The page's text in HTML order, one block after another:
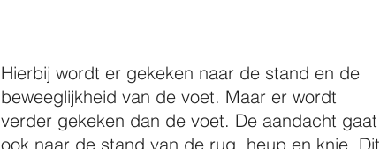
Hierbij wordt er gekeken naar de stand en de
beweeglijkheid van de voet. Maar er wordt
verder gekeken dan de voet. De aandacht gaat
ook naar de stand van de rug, heup en knie. Dit